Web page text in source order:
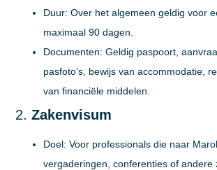
Duur: Over het algemeen geldig voor
maximaal 90 dagen.
Documenten: Geldig paspoort,
pasfoto’s, bewijs van accommodatie,
van financiële middelen.
2.Zakenvisum
Doel: Voor professionals die naar
vergaderingen, conferenties of andere